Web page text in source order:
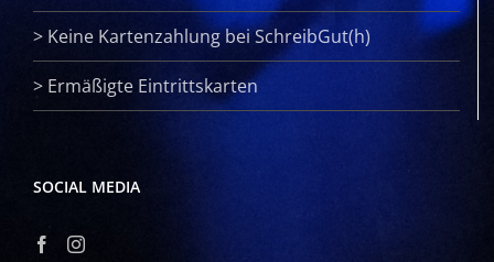
> Keine Kartenzahlung bei SchreibGut(h)
> Ermäßigte Eintrittskarten
SOCIAL MEDIA